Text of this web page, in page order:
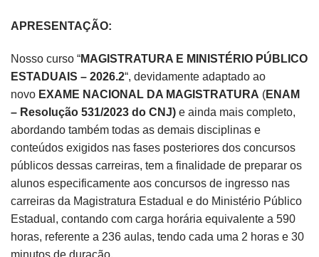
APRESENTAÇÃO:
Nosso curso “MAGISTRATURA E MINISTÉRIO PÚBLICO
ESTADUAIS – 2026.2“, devidamente adaptado ao
novo EXAME NACIONAL DA MAGISTRATURA (ENAM
– Resolução 531/2023 do CNJ) e ainda mais completo,
abordando também todas as demais disciplinas e
conteúdos exigidos nas fases posteriores dos concursos
públicos dessas carreiras, tem a finalidade de preparar os
alunos especificamente aos concursos de ingresso nas
carreiras da Magistratura Estadual e do Ministério Público
Estadual, contando com carga horária equivalente a 590
horas, referente a 236 aulas, tendo cada uma 2 horas e 30
minutos de duração.